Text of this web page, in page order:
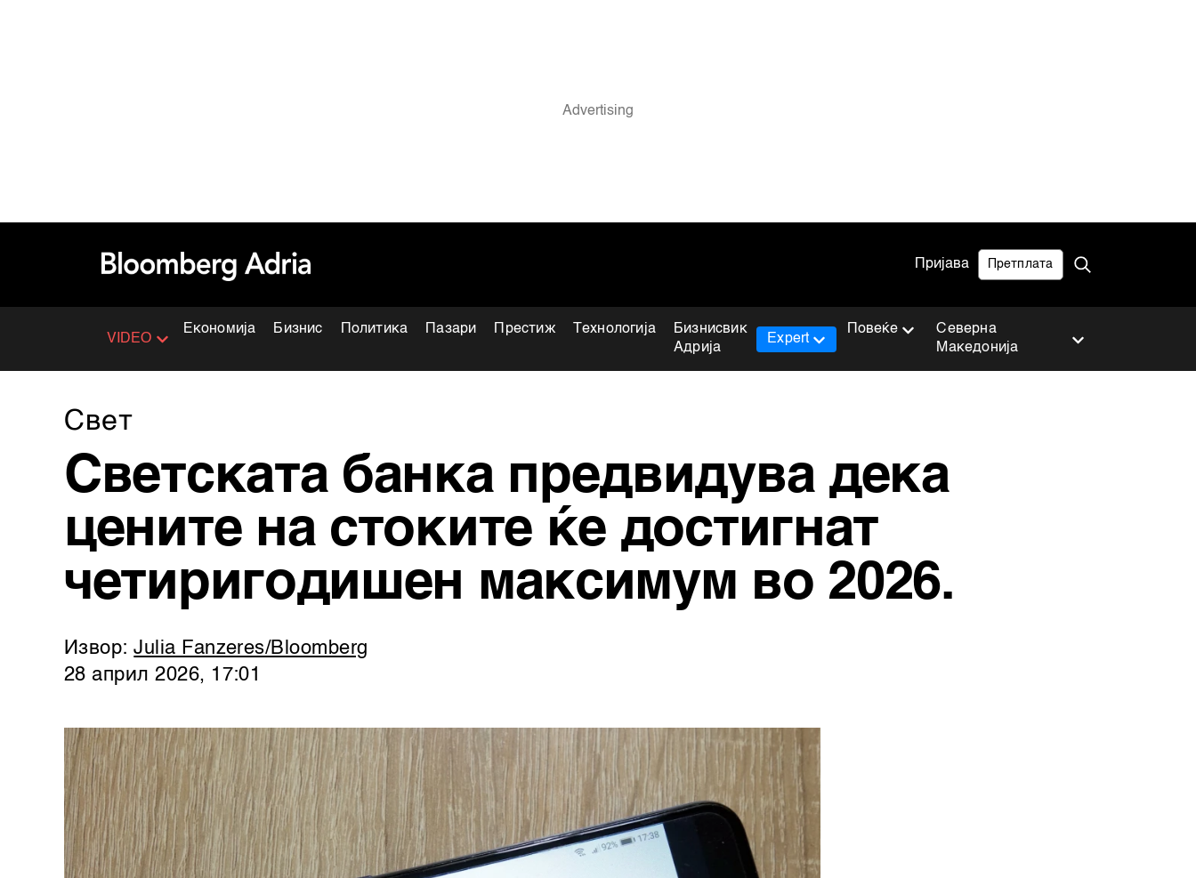
Пријава Претплата
VIDEO
Економија Бизнис Политика Пазари Престиж Технологија
Бизнисвик
Адрија
Северна
Македонија
Expert
Повеќе
Свет
Светската банка предвидува дека
цените на стоките ќе достигнат
четиригодишен максимум во 2026.
Извор:Julia Fanzeres/Bloomberg
28 април 2026, 17:01